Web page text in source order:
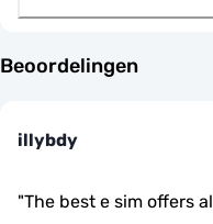
Beoordelingen
illybdy
"The best e sim offers